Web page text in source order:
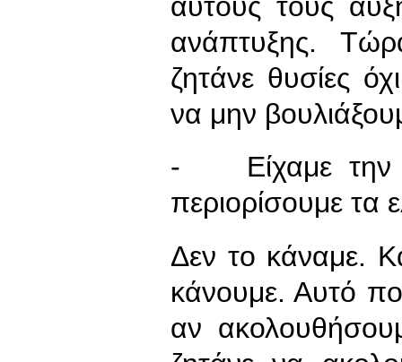
ανάπτυξης.
ζητάνε θυσίες
να μην
- Είχαμε την
περιορίσουμε τα
Δεν το κάναμε.
κάνουμε. Αυτό
αν